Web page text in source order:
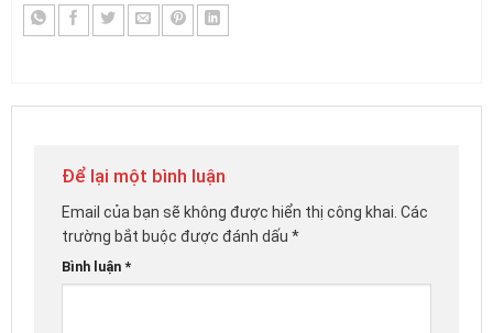
Để lại một bình luận
Email của bạn sẽ không được hiển thị công khai. Các
trường bắt buộc được đánh dấu *
Bình luận *